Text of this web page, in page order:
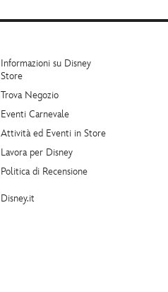
Informazioni su Disney
Store
Trova Negozio
Eventi Carnevale
Attività ed Eventi in Store
Lavora per Disney
Politica di Recensione
Disney.it